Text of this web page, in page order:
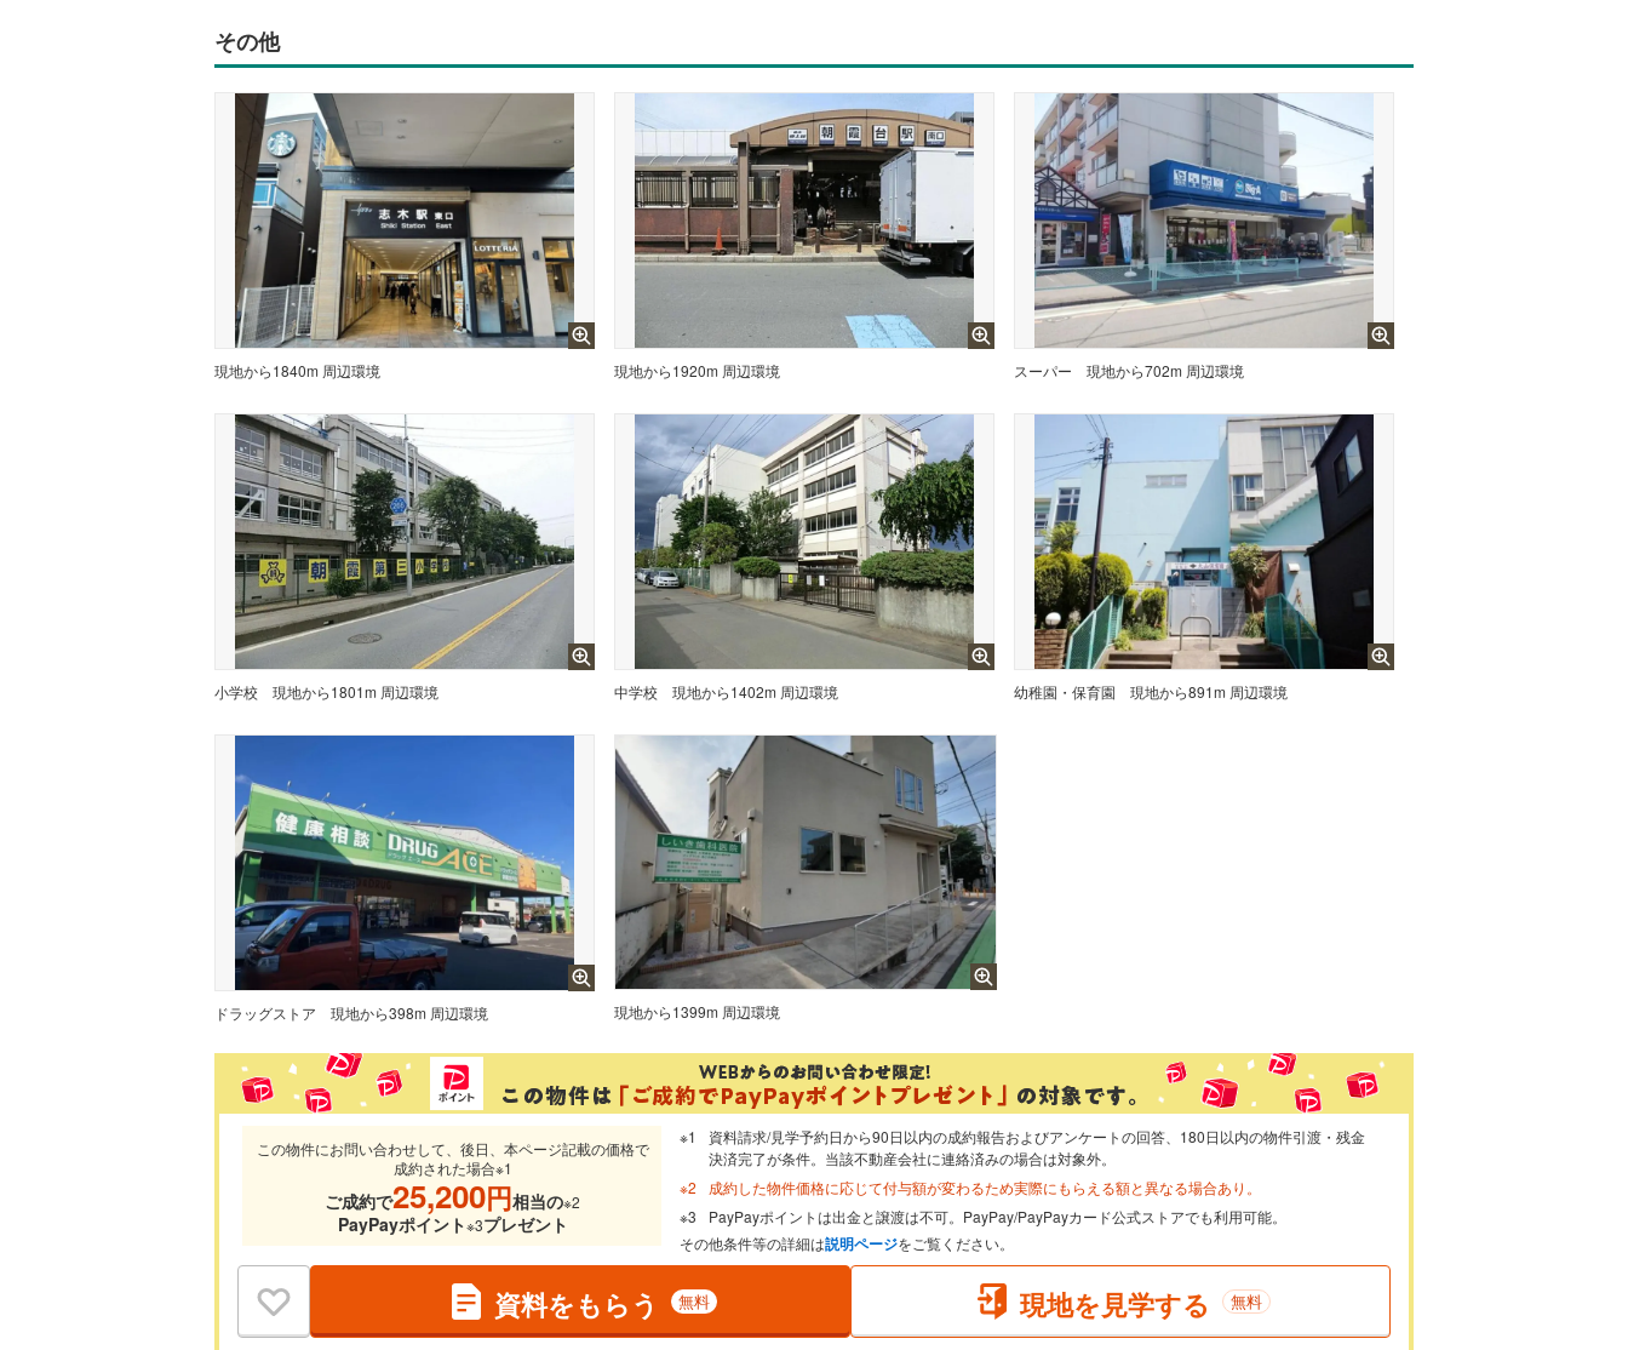
その他
現地から1840m 周辺環境 現地から1920m 周辺環境 スーパー 現地から702m 周辺環境
小学校 現地から1801m 周辺環境 中学校 現地から1402m 周辺環境 幼稚園・保育園 現地から891m 周辺環境
ドラッグストア 現地から398m 周辺環境 現地から1399m 周辺環境
この物件にお問い合わせして、後日、本ページ記載の価格で
成約された場合※1
ご成約で25,200円相当の※2
PayPayポイント※3プレゼント
資料請求/見学予約日から90日以内の成約報告およびアンケートの回答、180日以内の物件引渡・残金
決済完了が条件。当該不動産会社に連絡済みの場合は対象外。
成約した物件価格に応じて付与額が変わるため実際にもらえる額と異なる場合あり。
PayPayポイントは出金と譲渡は不可。PayPay/PayPayカード公式ストアでも利用可能。
その他条件等の詳細は説明ページをご覧ください。
資料をもらう 無料 現地を見学する 無料